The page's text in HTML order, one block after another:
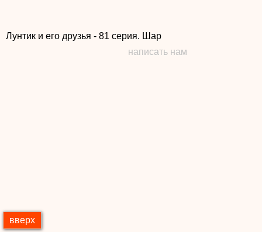
Лунтик и его друзья - 81 серия. Шар
написать нам
вверх